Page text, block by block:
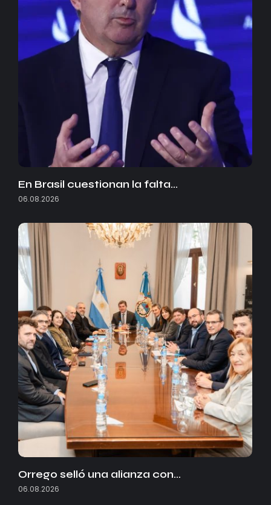
En Brasil cuestionan la falta…
06.08.2026
Orrego selló una alianza con…
06.08.2026